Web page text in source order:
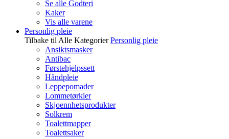
Se alle Godteri
Kaker
Vis alle varene
Personlig pleie
Tilbake til Alle Kategorier Personlig pleie
Ansiktsmasker
Antibac
Førstehjelpssett
Håndpleie
Leppepomader
Lommetørkler
Skjoennhetsprodukter
Solkrem
Toalettmapper
Toalettsaker